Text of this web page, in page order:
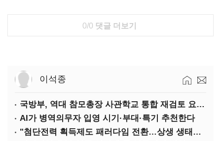
0/0 댓글 더보기
이석종
국방부, 역대 참모총장 사관학교 통합 재검토 요구에 "다양한 의견 수렴해 합리적 시스템 만들 것"
AI가 병역의무자 입영 시기·부대·특기 추천한다
"첨단전력 획득제도 패러다임 전환…상생 생태계 조성해 대체불가 K-방산 도약"